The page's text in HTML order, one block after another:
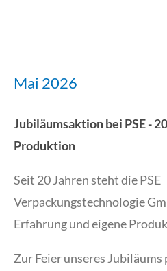
Mai 2026
Jubiläumsaktion bei PSE -
Produktion
Seit 20 Jahren steht die PSE
Verpackungstechnologie
Erfahrung und eigene
Zur Feier unseres